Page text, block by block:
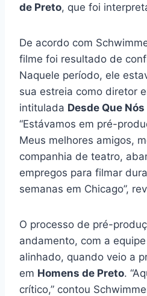
de Preto, que foi
De acordo com
filme foi resultado de
Naquele período, ele
sua estreia como diretor
intitulada Desde Que
“Estávamos em pré-
Meus melhores amigos,
companhia de teatro,
empregos para filmar
semanas em Chicago”,
O processo de pré-
andamento, com a
alinhado, quando veio a
em Homens de Preto.
crítico,” contou